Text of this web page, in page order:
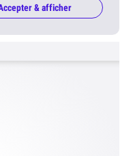
& afficher